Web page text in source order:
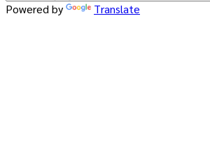
Powered by Translate